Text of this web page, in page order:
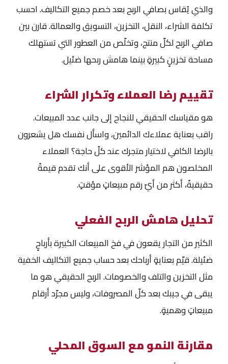
والذي يُقاس بصافي الربح بعد خصم جميع التكاليف. احسب
تكلفة الشراء، النقل، التخزين، التسويق والعمالة. قارن بين
صافي الربح لكلّ منتج، وتخلّص من العطور التي تستهلك
مساحة تخزينٍ كبيرةٍ بينما هامش ربحها ضئيل.
تقييم رضا العملاء وتكرار الشراء
هو مقياسك الحقيقي للنجاح إلى جانب عدد المبيعات.
راقب بعناية عملاءك الدائمين، واسأل نفسك هل يشعرون
بالرضا الكافي لاختيار متجرك عند كلّ حاجة؟ العملاء
المخلصون هم المؤشر الأقوى على أنك تقدم قيمةً
حقيقيةً، أكثر من أيّ رقم مبيعاتٍ مؤقتٍ.
تحليل هامش الربح الفعلي
الكثير من التجار يقعون في فخ المبيعات الكبيرة بأرباحٍ
ضئيلة. قيّم بعنايةٍ أرباحك بعد حساب جميع التكاليف الخفية
مثل التخزين والتلف والخصومات. الربح الحقيقي هو ما
يبقى في جيبك بعد كلّ المصروفات، وليس مجرّد أرقام
مبيعاتٍ وهميةٍ.
مقارنة النمو مع السوق المحلي